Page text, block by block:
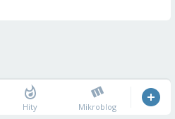
Hity Mikroblog